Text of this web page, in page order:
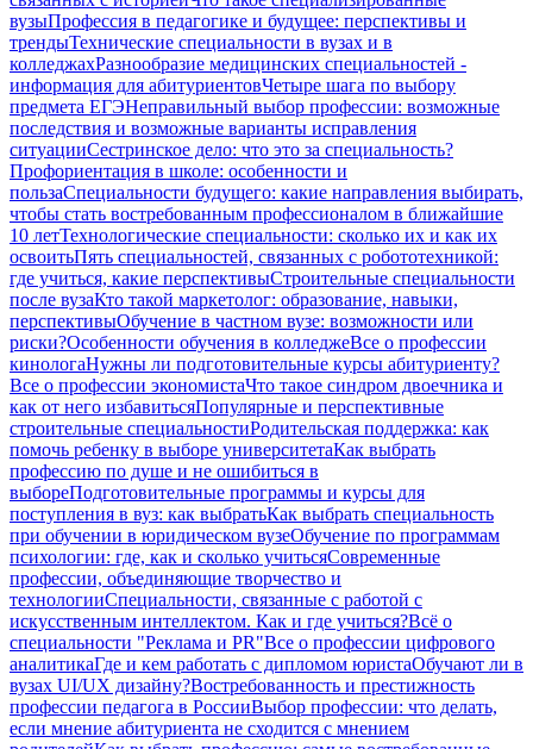
вузыПрофессия в педагогике и будущее: перспективы и
трендыТехнические специальности в вузах и в
колледжахРазнообразие медицинских специальностей -
информация для абитуриентовЧетыре шага по выбору
предмета ЕГЭНеправильный выбор профессии: возможные
последствия и возможные варианты исправления
ситуацииСестринское дело: что это за специальность?
Профориентация в школе: особенности и
пользаСпециальности будущего: какие направления выбирать,
чтобы стать востребованным профессионалом в ближайшие
10 летТехнологические специальности: сколько их и как их
освоитьПять специальностей, связанных с робототехникой:
где учиться, какие перспективыСтроительные специальности
после вузаКто такой маркетолог: образование, навыки,
перспективыОбучение в частном вузе: возможности или
риски?Особенности обучения в колледжеВсе о профессии
кинологаНужны ли подготовительные курсы абитуриенту?
Все о профессии экономистаЧто такое синдром двоечника и
как от него избавитьсяПопулярные и перспективные
строительные специальностиРодительская поддержка: как
помочь ребенку в выборе университетаКак выбрать
профессию по душе и не ошибиться в
выбореПодготовительные программы и курсы для
поступления в вуз: как выбратьКак выбрать специальность
при обучении в юридическом вузеОбучение по программам
психологии: где, как и сколько учитьсяСовременные
профессии, объединяющие творчество и
технологииСпециальности, связанные с работой с
искусственным интеллектом. Как и где учиться?Всё о
специальности "Реклама и PR"Все о профессии цифрового
аналитикаГде и кем работать с дипломом юристаОбучают ли в
вузах UI/UX дизайну?Востребованность и престижность
профессии педагога в РоссииВыбор профессии: что делать,
если мнение абитуриента не сходится с мнением